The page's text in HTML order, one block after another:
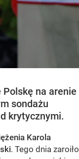
na arenie
sondażu
krytycznymi.
Karola
. Tego dnia zaroiło